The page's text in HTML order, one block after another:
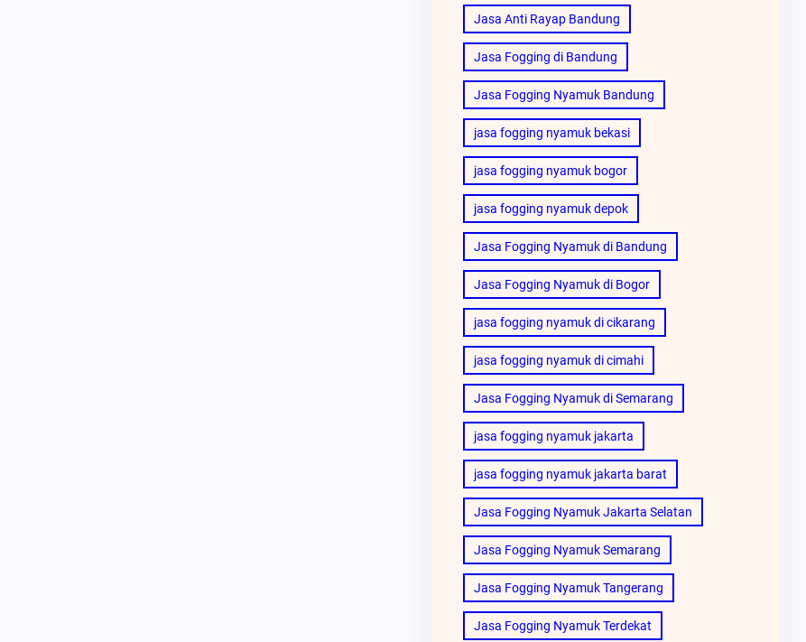
Jasa Anti Rayap Bandung
Jasa Fogging di Bandung
Jasa Fogging Nyamuk Bandung
jasa fogging nyamuk bekasi
jasa fogging nyamuk bogor
jasa fogging nyamuk depok
Jasa Fogging Nyamuk di Bandung
Jasa Fogging Nyamuk di Bogor
jasa fogging nyamuk di cikarang
jasa fogging nyamuk di cimahi
Jasa Fogging Nyamuk di Semarang
jasa fogging nyamuk jakarta
jasa fogging nyamuk jakarta barat
Jasa Fogging Nyamuk Jakarta Selatan
Jasa Fogging Nyamuk Semarang
Jasa Fogging Nyamuk Tangerang
Jasa Fogging Nyamuk Terdekat